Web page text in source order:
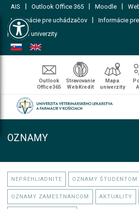
Open toolbar
AIS Outlook Office 365 Moodle
Informácie pre uchádzačov Informácie
| Mapa univerzity
Outlook
Office365
Stravovanie
WebKredit
Mapa
univerzity
OZNAMY
NEPREHLIADNITE OZNAMY ŠTUDENTOM
OZNAMY ZAMESTNANCOM AKTUALITY